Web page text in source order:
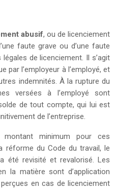
abusif, ou de licenciement
faute grave ou d’une faute
de licenciement. Il s’agit
par l’employeur à l’employé, et
indemnités. À la rupture du
versées à l’employé sont
de tout compte, qui lui est
de l’entreprise.
minimum pour ces
réforme du Code du travail, le
été revisité et revalorisé. Les
la matière sont d’application
en cas de licenciement